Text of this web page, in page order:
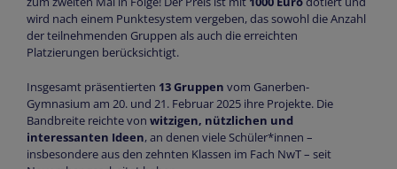
wird nach einem Punktesystem vergeben, das sowohl die Anzahl
der teilnehmenden Gruppen als auch die erreichten
Platzierungen berücksichtigt.
Insgesamt präsentierten 13 Gruppen vom Ganerben-
Gymnasium am 20. und 21. Februar 2025 ihre Projekte. Die
Bandbreite reichte von witzigen, nützlichen und
interessanten Ideen, an denen viele Schüler*innen –
insbesondere aus den zehnten Klassen im Fach NwT – seit